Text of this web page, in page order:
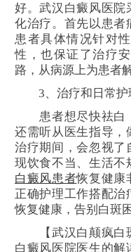
好。武汉白癜风医院
化治疗。首先以患者
患者具体情况针对
性，也保证了治疗
路，从病源上为患者
3、治疗和日常护
患者想尽快祛白，
还需听从医生指导，
治疗期间，会忽视了
现饮食不当、生活不
白癜风患者恢复健康
正确护理工作搭配
恢复健康，告别白斑困
【武汉白颠疯白
白癜风医院医生的解